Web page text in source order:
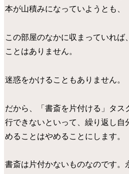
本が山積みになっていようとも、
この部屋のなかに収まっていれば
ことはありません。
迷惑をかけることもありません。
だから、「書斎を片付ける」タス
行できないといって、繰り返し自
めることはやめることにします。
書斎は片付かないものなのです。